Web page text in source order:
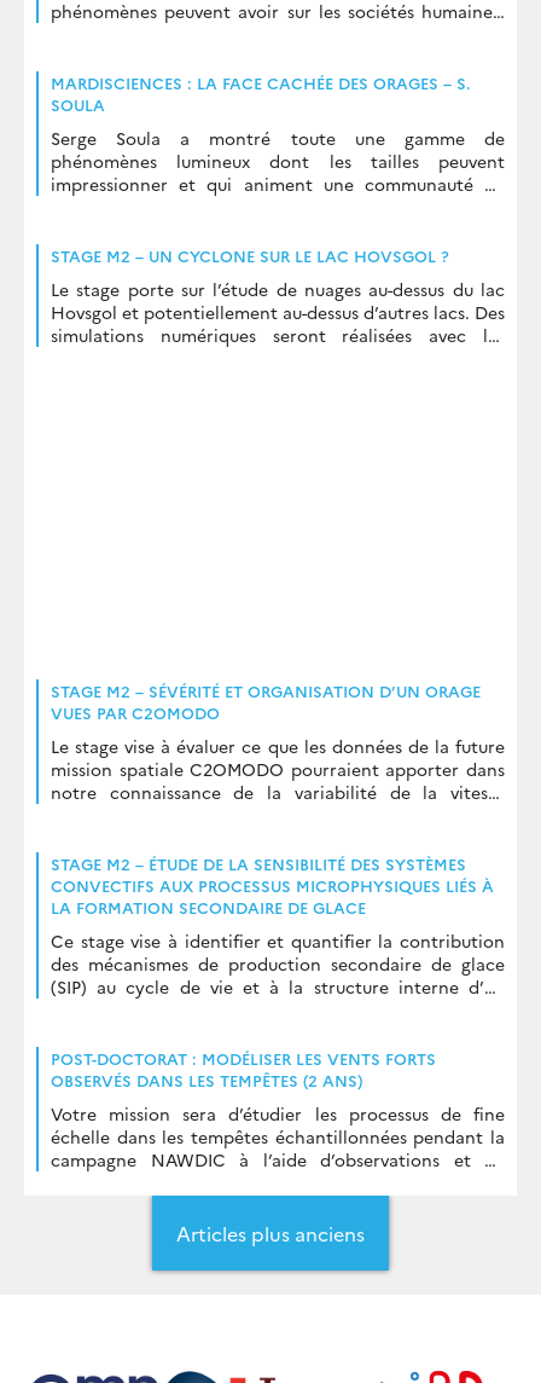
phénomènes peuvent avoir sur les sociétés humaines,
MARDISCIENCES : LA FACE CACHÉE DES ORAGES – S.
SOULA
Serge Soula a montré toute une gamme de
phénomènes lumineux dont les tailles peuvent
impressionner et qui animent une communauté de
STAGE M2 – UN CYCLONE SUR LE LAC HOVSGOL ?
Le stage porte sur l’étude de nuages au-dessus du lac
Hovsgol et potentiellement au-dessus d’autres lacs. Des
simulations numériques seront réalisées avec les
STAGE M2 – SÉVÉRITÉ ET ORGANISATION D’UN ORAGE
VUES PAR C2OMODO
Le stage vise à évaluer ce que les données de la future
mission spatiale C2OMODO pourraient apporter dans
notre connaissance de la variabilité de la vitesse
STAGE M2 – ÉTUDE DE LA SENSIBILITÉ DES SYSTÈMES
CONVECTIFS AUX PROCESSUS MICROPHYSIQUES LIÉS À
LA FORMATION SECONDAIRE DE GLACE
Ce stage vise à identifier et quantifier la contribution
des mécanismes de production secondaire de glace
(SIP) au cycle de vie et à la structure interne d’un
POST-DOCTORAT : MODÉLISER LES VENTS FORTS
OBSERVÉS DANS LES TEMPÊTES (2 ANS)
Votre mission sera d’étudier les processus de fine
échelle dans les tempêtes échantillonnées pendant la
campagne NAWDIC à l’aide d’observations et de
Articles plus anciens